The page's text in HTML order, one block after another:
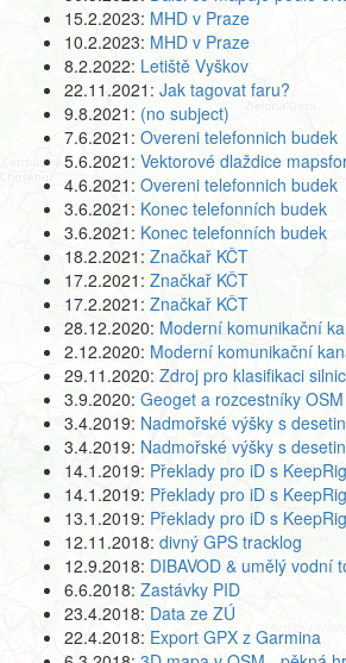
15.2.2023: MHD v Praze
10.2.2023: MHD v Praze
8.2.2022: Letiště Vyškov
22.11.2021: Jak tagovat faru?
9.8.2021: (no subject)
7.6.2021: Overeni telefonnich budek
5.6.2021: Vektorové dlaždice
4.6.2021: Overeni telefonnich budek
3.6.2021: Konec telefonních budek
3.6.2021: Konec telefonních budek
18.2.2021: Značkař KČT
17.2.2021: Značkař KČT
17.2.2021: Značkař KČT
28.12.2020: Moderní komunikační
2.12.2020: Moderní komunikační
29.11.2020: Zdroj pro klasifikaci silnic
3.9.2020: Geoget a rozcestníky OSM
3.4.2019: Nadmořské výšky s
3.4.2019: Nadmořské výšky s
14.1.2019: Překlady pro iD s
14.1.2019: Překlady pro iD s
13.1.2019: Překlady pro iD s
12.11.2018: divný GPS tracklog
12.9.2018: DIBAVOD & umělý vodní
6.6.2018: Zastávky PID
23.4.2018: Data ze ZÚ
22.4.2018: Export GPX z Garmina